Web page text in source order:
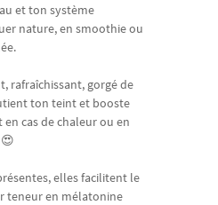
et ton système
nature, en smoothie ou
rafraîchissant, gorgé de
ton teint et booste
cas de chaleur ou en
elles facilitent le
teneur en mélatonine